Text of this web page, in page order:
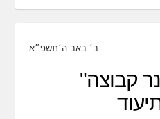
ב׳ באב ה׳תשפ״א
קבוצה"